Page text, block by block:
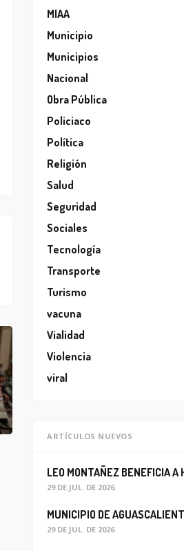
MIAA
Municipio
Municipios
Nacional
Obra Pública
Policiaco
Política
Religión
Salud
Seguridad
Sociales
Tecnología
Transporte
Turismo
vacuna
Vialidad
Violencia
viral
ARTÍCULOS NUEVOS
29 DE JUL. DE 2026
29 DE JUL. DE 2026